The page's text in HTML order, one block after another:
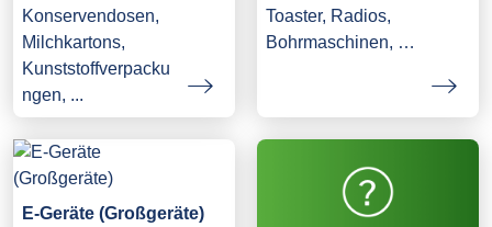
Konservendosen,
Milchkartons,
Kunststoffverpacku
ngen, ...
Toaster, Radios,
Bohrmaschinen, …
E-Geräte (Großgeräte)